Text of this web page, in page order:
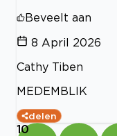
Beveelt aan
8 April 2026
Cathy Tiben
MEDEMBLIK
delen
10